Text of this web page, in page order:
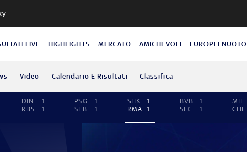
LIVE HIGHLIGHTS MERCATO AMICHEVOLI EUROPEI NUOTO
Video Calendario E Risultati Classifica
DIN
1
RBS
1
PSG
1
SLB
1
SHK
1
RMA
1
BVB
1
SFC
1
MIL
CHE